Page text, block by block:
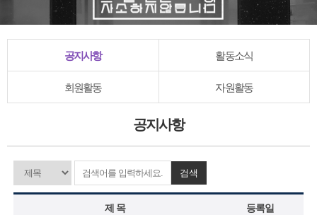
공지사항 활동소식
회원활동 자원활동
공지사항
검색
제 목 등록일